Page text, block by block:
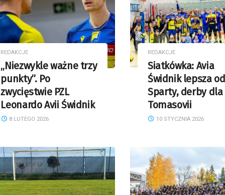
REDAKCJE
„Niezwykle ważne trzy
punkty”. Po
zwycięstwie PZL
Leonardo Avii Świdnik
8 LUTEGO 2026
REDAKCJE
Siatkówka: Avia
Świdnik lepsza od
Sparty, derby dla
Tomasovii
10 STYCZNIA 2026